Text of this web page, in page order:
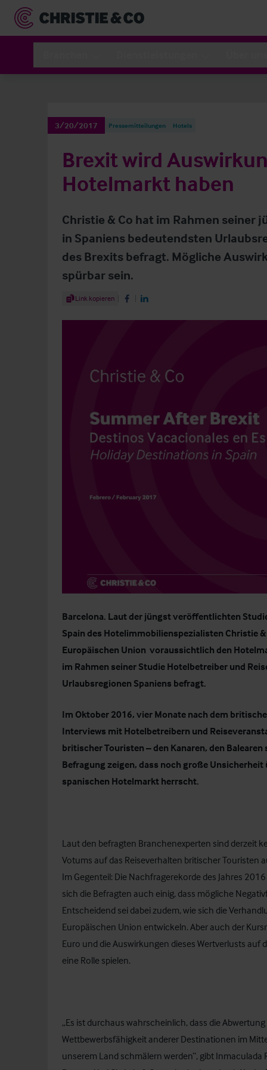
3/20/2017 Pressemitteilungen Hotels
Brexit wird
Hotelmarkt haben
Christie & Co hat im Rahmen seiner
in Spaniens bedeutendsten
des Brexits befragt. Mögliche
spürbar sein.
Share Article
Link kopieren Share on Facebook
Share on LinkedIn
Barcelona. Laut der jüngst veröffentlichten
Spain des Hotelimmobilienspezialisten Christie
Europäischen Union voraussichtlich den
im Rahmen seiner Studie Hotelbetreiber und
Urlaubsregionen Spaniens befragt.
Im Oktober 2016, vier Monate nach dem
Interviews mit Hotelbetreibern und
britischer Touristen – den Kanaren, den
Befragung zeigen, dass noch große
spanischen Hotelmarkt herrscht.
Laut den befragten Branchenexperten sind derzeit
Votums auf das Reiseverhalten britischer Touristen
Im Gegenteil: Die Nachfragerekorde des Jahres
sich die Befragten auch einig, dass mögliche
Entscheidend sei dabei zudem, wie sich die
Europäischen Union entwickeln. Aber auch der
Euro und die Auswirkungen dieses Wertverlusts auf
eine Rolle spielen.
„Es ist durchaus wahrscheinlich, dass die
Wettbewerbsfähigkeit anderer Destinationen im
unserem Land schmälern werden“, gibt